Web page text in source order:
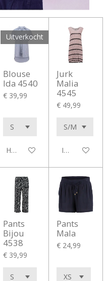
Uitverkocht
Blouse
Ida 4540
€ 39,99
Houd mij op de hoogte
Jurk
Malia
4545
€ 49,99
In
Pants
Bijou
4538
€ 39,99
Pants
Mala
€ 24,99